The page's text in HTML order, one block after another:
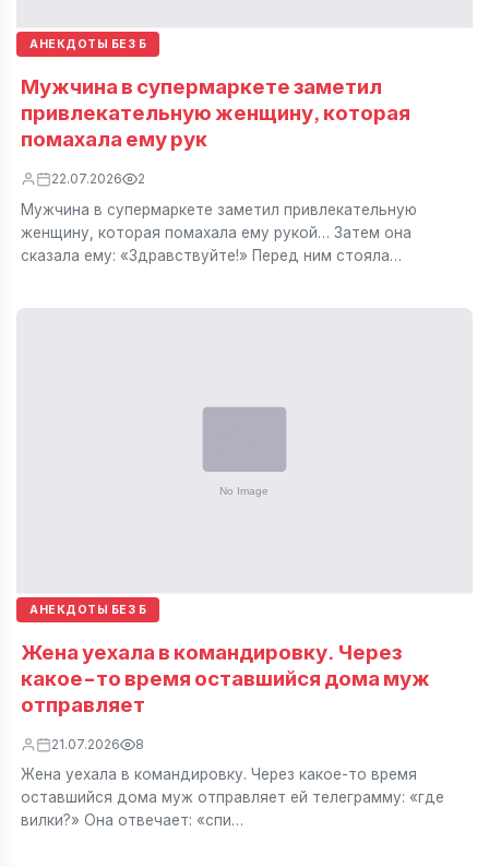
АНЕКДОТЫ БЕЗ Б
Мужчина в супермаркете заметил
привлекательную женщину, которая
помахала ему рук
22.07.2026 2
Мужчина в супермаркете заметил привлекательную
женщину, которая помахала ему рукой… Затем она
сказала ему: «Здравствуйте!» Перед ним стояла…
АНЕКДОТЫ БЕЗ Б
Жена уехала в командировку. Через
какое-то время оставшийся дома муж
отправляет
21.07.2026 8
Жена уехала в командировку. Через какое-то время
оставшийся дома муж отправляет ей телеграмму: «где
вилки?» Она отвечает: «спи…